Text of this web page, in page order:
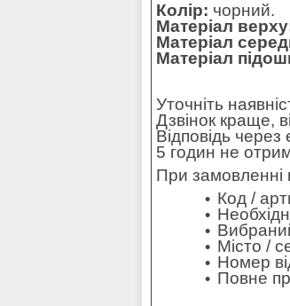
Колір: чорний.
Матеріал
Матеріал
Матеріал
Уточніть
Дзвінок краще,
Відповідь
5 годин не
При замовленні
Код /
Місто /
Номер
Повне